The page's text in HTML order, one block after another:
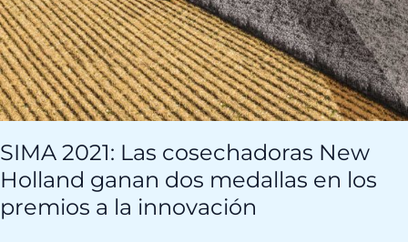
SIMA 2021: Las cosechadoras New
Holland ganan dos medallas en los
premios a la innovación
la
innovación